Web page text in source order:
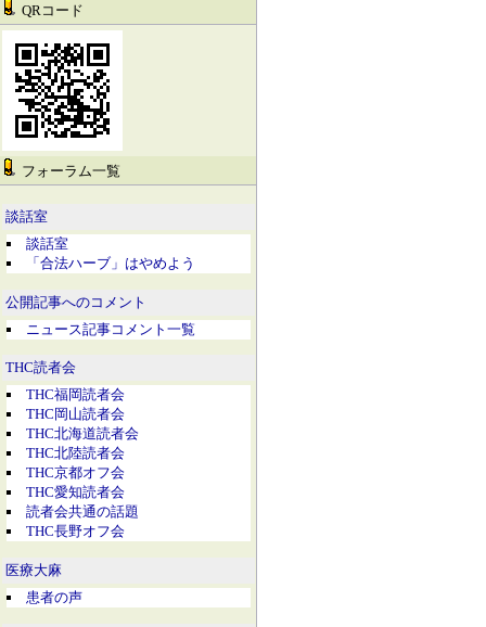
QRコード
フォーラム一覧
談話室
談話室
「合法ハーブ」はやめよう
公開記事へのコメント
ニュース記事コメント一覧
THC読者会
THC福岡読者会
THC岡山読者会
THC北海道読者会
THC北陸読者会
THC京都オフ会
THC愛知読者会
読者会共通の話題
THC長野オフ会
医療大麻
患者の声